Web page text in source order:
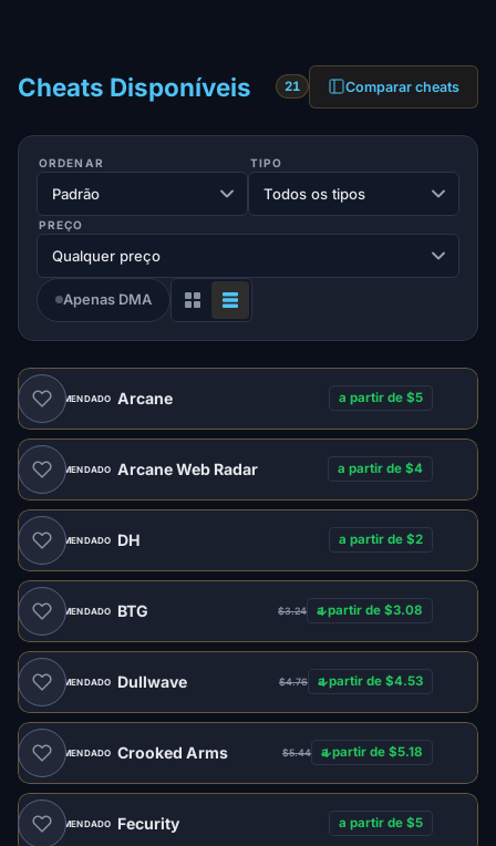
Cheats Disponíveis 21 Comparar cheats
ORDENAR TIPO
PREÇO
Apenas DMA
RECOMENDADO Arcane a partir de $5
RECOMENDADO Arcane Web Radar a partir de $4
RECOMENDADO DH a partir de $2
RECOMENDADO BTG $3.24 a partir de $3.08
RECOMENDADO Dullwave $4.76 a partir de $4.53
RECOMENDADO Crooked Arms $5.44 a partir de $5.18
RECOMENDADO Fecurity a partir de $5